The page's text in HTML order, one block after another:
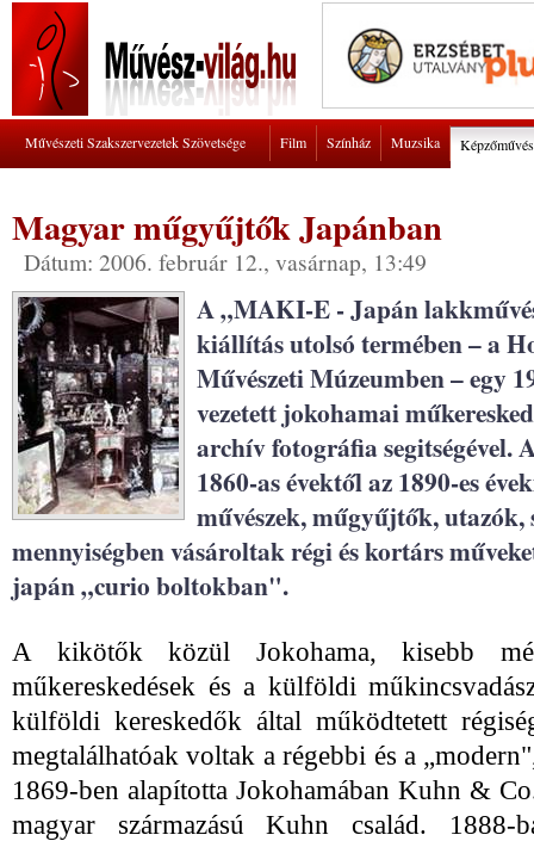
Művészeti Szakszervezetek Szövetsége Film Színház Muzsika
Magyar műgyűjtők Japánban
Dátum: 2006. február 12., vasárnap, 13:49
A „MAKI-E - Japán
kiállítás utolsó termében – a
Művészeti Múzeumben – egy
vezetett jokohamai
archív fotográfia segitségével.
1860-as évektől az 1890-es
művészek, műgyűjtők,
mennyiségben vásároltak régi és kortárs
japán „curio boltokban".
A kikötők közül Jokohama, kisebb
műkereskedések és a külföldi
külföldi kereskedők által működtetett
megtalálhatóak voltak a régebbi és a
1869-ben alapította Jokohamában Kuhn &
magyar származású Kuhn család.